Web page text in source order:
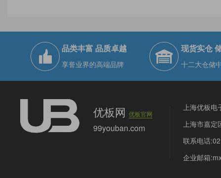
品类丰富 品质卓越
享誉业界的高端品牌
现货实仓
十二大仓储
优板网优板官网
99youban.com
上海优板电
上海市嘉定
联系电话
企业邮箱